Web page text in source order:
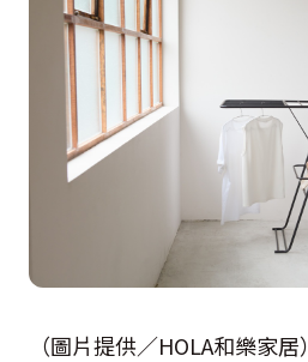
（圖片提供／HOLA和樂家居）